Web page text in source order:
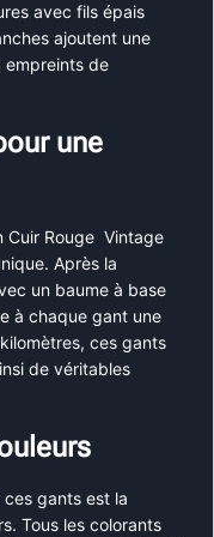
avec fils épais
ajoutent une
empreints de
une
Cuir Rouge Vintage
Après la
un baume à base
à chaque gant une
ces gants
de véritables
gants est la
Tous les colorants